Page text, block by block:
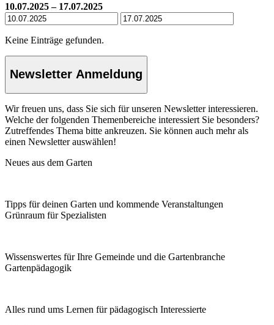
10.07.2025 – 17.07.2025
Keine Einträge gefunden.
Newsletter Anmeldung
Wir freuen uns, dass Sie sich für unseren Newsletter interessieren.
Welche der folgenden Themenbereiche interessiert Sie besonders?
Zutreffendes Thema bitte ankreuzen. Sie können auch mehr als
einen Newsletter auswählen!
Neues aus dem Garten
Tipps für deinen Garten und kommende Veranstaltungen
Grünraum für Spezialisten
Wissenswertes für Ihre Gemeinde und die Gartenbranche
Garten­pädagogik
Alles rund ums Lernen für pädagogisch Interessierte